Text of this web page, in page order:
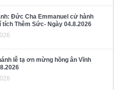
Đức Cha Emmanuel cử hành
tích Thêm Sức- Ngày 04.8.2026
lễ tạ ơn mừng hồng ân Vĩnh